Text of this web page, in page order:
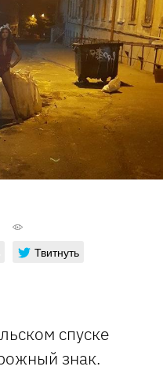
Твитнуть
спуске
знак.